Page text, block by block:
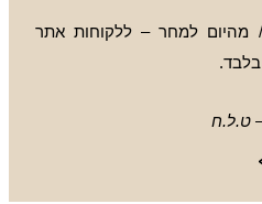
/ מהיום למחר – ללקוחות אתר
ט.ל.ח